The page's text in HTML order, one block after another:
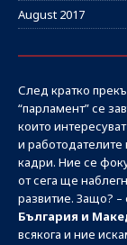
August 2017
След кратко
“парламент” се
които
и
кадри. Ние се
от сега ще
развитие. Защо? –
България и
всякога и ние